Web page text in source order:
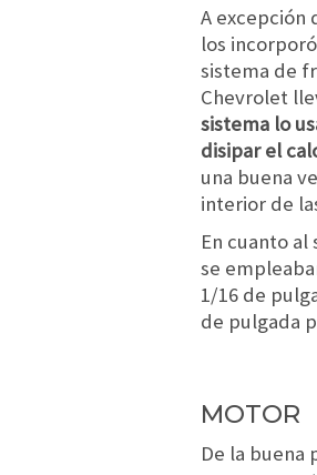
A excepción
los
sistema de
Chevrolet
sistema lo
disipar el
una buena
interior de
En cuanto
se
1/16 de
de pulgada
MOTOR
De la